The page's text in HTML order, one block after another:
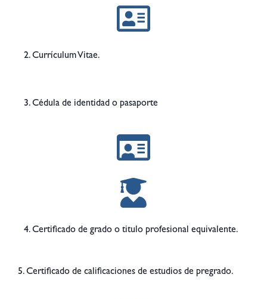
2. Currículum Vitae.
3. Cédula de identidad o pasaporte
4. Certificado de grado o titulo profesional equivalente.
5. Certificado de calificaciones de estudios de pregrado.